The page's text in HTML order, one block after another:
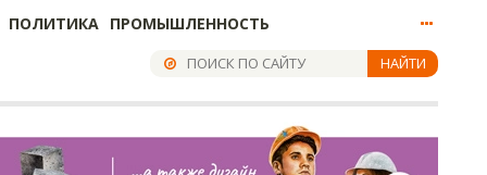
ПОЛИТИКА ПРОМЫШЛЕННОСТЬ
НАЙТИ